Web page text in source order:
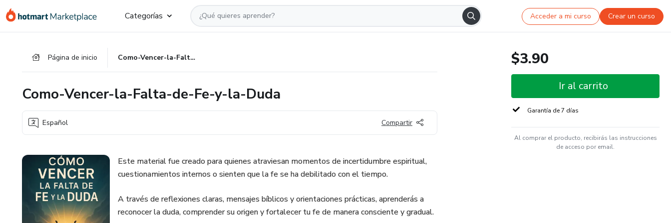
Categorías Acceder a mi curso Crear un curso
Página de inicio Como-Vencer-la-Falta-de-Fe-y-la-Duda
Como-Vencer-la-Falta-de-Fe-y-la-Duda
Español Compartir
Este material fue creado para quienes atraviesan momentos de incertidumbre espiritual,
cuestionamientos internos o sienten que la fe se ha debilitado con el tiempo.
A través de reflexiones claras, mensajes bíblicos y orientaciones prácticas, aprenderás a
reconocer la duda, comprender su origen y fortalecer tu fe de manera consciente y gradual.
$3.90
Ir al carrito
Garantía de 7 días
Al comprar el producto, recibirás las instrucciones
de acceso por email.